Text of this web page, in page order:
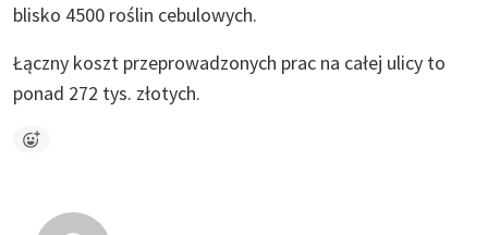
blisko 4500 roślin cebulowych.
Łączny koszt przeprowadzonych prac na całej ulicy to
ponad 272 tys. złotych.